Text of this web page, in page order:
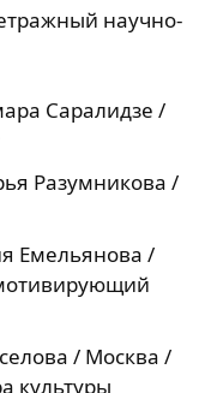
научно-
Саралидзе /
Разумникова /
Емельянова /
/ Москва /
культуры